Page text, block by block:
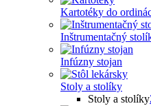
Kartotéky do
Inštrumentačný
Infúzny stojan
Stoly a stolíky
Stoly a stolíky